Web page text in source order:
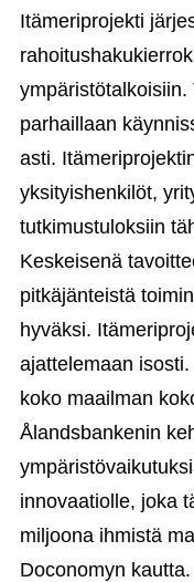
Itämeriprojekti
parhaillaan
asti.
yksityishenkilöt,
tutkimustuloksiin
Keskeisenä
pitkäjänteistä
hyväksi.
ajattelemaan
koko maailman
Ålandsbankenin
innovaatiolle, joka
miljoona ihmistä
Doconomyn kautta.